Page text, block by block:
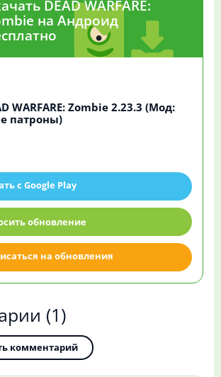
DEAD WARFARE:
на Андроид
WARFARE: Zombie 2.23.3 (Мод:
патроны)
c Google Play
обновление
на обновления
(1)
комментарий